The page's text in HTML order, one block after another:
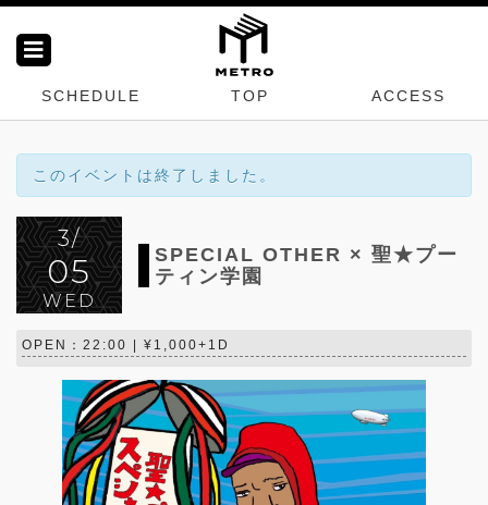
SCHEDULE TOP ACCESS
このイベントは終了しました。
3/
05
WED
SPECIAL OTHER × 聖★プー
ティン学園
OPEN：22:00 | ¥1,000+1D